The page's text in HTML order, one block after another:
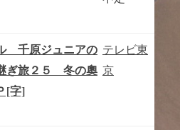
千原ジュニアの
ぎ旅２５ 冬の奧
[字]
テレビ東
京